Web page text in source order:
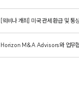
구성원 소개
부동산전문변호사
Horizon M&A Advisors와 업무